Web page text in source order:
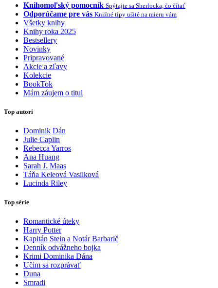
Knihomoľský pomocník Spýtajte sa Sherlocka, čo čítať
Odporúčame pre vás Knižné tipy ušité na mieru vám
Všetky knihy
Knihy roka 2025
Bestsellery
Novinky
Pripravované
Akcie a zľavy
Kolekcie
BookTok
Mám záujem o titul
Top autori
Dominik Dán
Julie Caplin
Rebecca Yarros
Ana Huang
Sarah J. Maas
Táňa Keleová Vasilková
Lucinda Riley
Top série
Romantické úteky
Harry Potter
Kapitán Stein a Notár Barbarič
Denník odvážneho bojka
Krimi Dominika Dána
Učím sa rozprávať
Duna
Smradi